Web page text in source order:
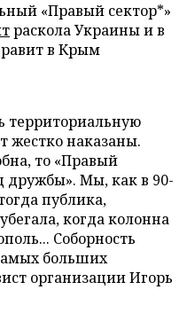
«Правый сектор*»
раскола Украины и в
в Крым
территориальную
жестко наказаны.
то «Правый
дружбы». Мы, как в 90-
публика,
когда колонна
Соборность
больших
организации Игорь